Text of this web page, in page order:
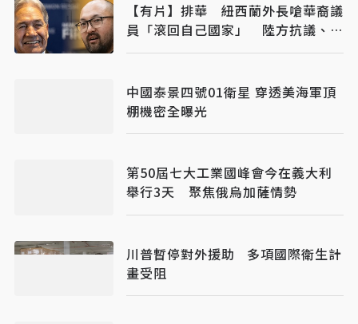
【有片】排華 紐西蘭外長嗆華裔議
員「滾回自己國家」 陸方抗議、紐
總理也不挺
中國泰景四號01衛星 穿透美海軍頂
棚機密全曝光
第50屆七大工業國峰會今在義大利
舉行3天 聚焦俄烏加薩情勢
川普暫停對外援助 多項國際衛生計
畫受阻